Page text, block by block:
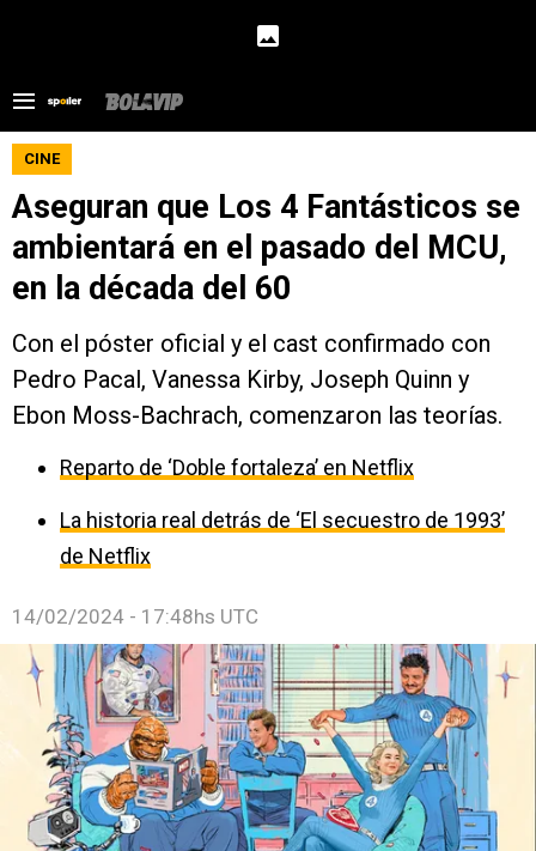
CINE
Aseguran que Los 4 Fantásticos se
ambientará en el pasado del MCU,
en la década del 60
Con el póster oficial y el cast confirmado con
Pedro Pacal, Vanessa Kirby, Joseph Quinn y
Ebon Moss-Bachrach, comenzaron las teorías.
Reparto de ‘Doble fortaleza’ en Netflix
La historia real detrás de ‘El secuestro de 1993’
de Netflix
14/02/2024 - 17:48hs UTC